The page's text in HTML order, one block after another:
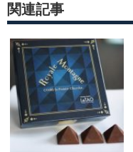
関連記事